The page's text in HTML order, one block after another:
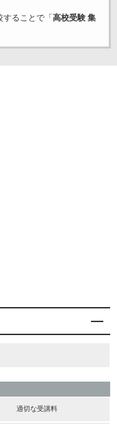
ることで「 高校受験 集
適切な受講料